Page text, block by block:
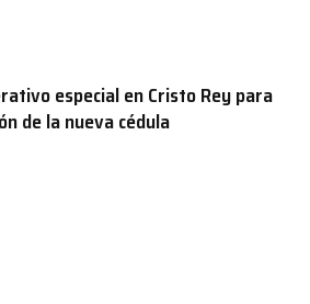
especial en Cristo Rey para
de la nueva cédula